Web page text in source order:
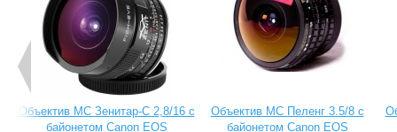
Объектив МС Зенитар-C 2,8/16 с
байонетом Canon EOS
Объектив МС Пеленг 3.5/8 с
байонетом Canon EOS